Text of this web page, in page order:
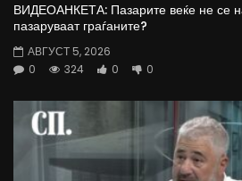
ВИДЕОАНКЕТА: Пазарите веќе не се
пазаруваат граѓаните?
АВГУСТ 5, 2026
0
324 0 0